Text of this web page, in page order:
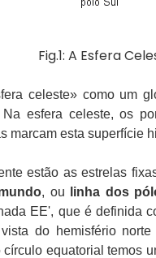
Fig.1: A Esfera
celeste» como um
esfera celeste, os
marcam esta superfície
estão as estrelas
, ou linha dos
EE', que é definida
do hemisfério
equatorial temos